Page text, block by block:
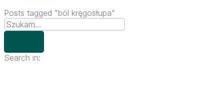
Posts tagged "ból kręgosłupa"
Search in: